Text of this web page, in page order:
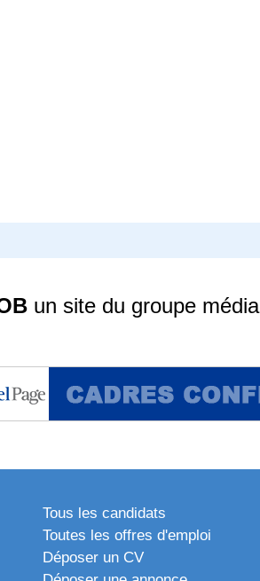
un site du groupe média
Tous les candidats
Toutes les offres d'emploi
Déposer un CV